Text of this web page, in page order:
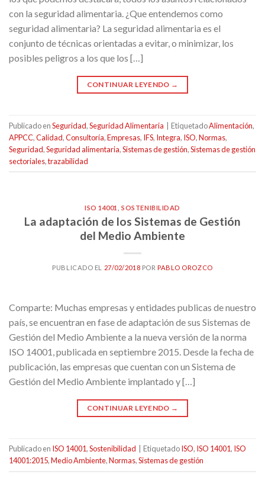
con la seguridad alimentaria. ¿Que entendemos como
seguridad alimentaria? La seguridad alimentaria es el
conjunto de técnicas orientadas a evitar, o minimizar, los
posibles peligros a los que los […]
CONTINUAR LEYENDO →
Publicado enSeguridad,Seguridad Alimentaria | EtiquetadoAlimentación,
APPCC,Calidad,Consultoría,Empresas, IFS, Integra, ISO,Normas,
Seguridad,Seguridad alimentaria,Sistemas de gestión,Sistemas de gestión
sectoriales,trazabilidad
ISO 14001 ,SOSTENIBILIDAD
La adaptación de los Sistemas de Gestión
del Medio Ambiente
PUBLICADO EL 27/02/2018 POR PABLO OROZCO
Comparte: Muchas empresas y entidades publicas de nuestro
país, se encuentran en fase de adaptación de sus Sistemas de
Gestión del Medio Ambiente a la nueva versión de la norma
ISO 14001, publicada en septiembre 2015. Desde la fecha de
publicación, las empresas que cuentan con un Sistema de
Gestión del Medio Ambiente implantado y […]
CONTINUAR LEYENDO →
Publicado en ISO 14001,Sostenibilidad EtiquetadoISO, ISO 14001, ISO
14001:2015,Medio Ambiente,Normas,Sistemas de gestión